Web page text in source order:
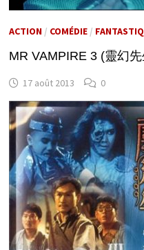
ACTION/ COMÉDIE/
MR VAMPIRE 3 (靈幻
17 août 2013 0